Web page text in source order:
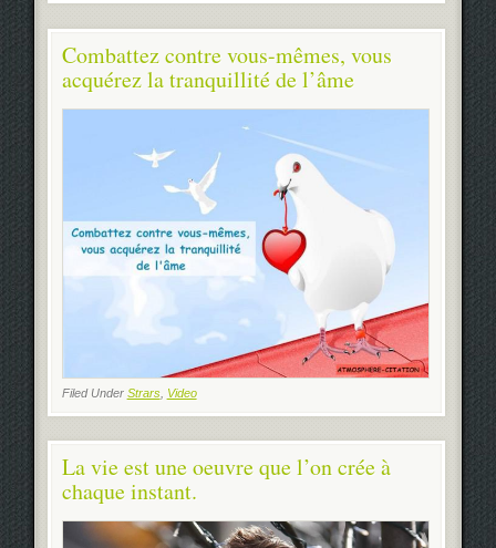
Combattez contre vous-mêmes, vous
acquérez la tranquillité de l’âme
Filed Under Strars, Video
La vie est une oeuvre que l’on crée à
chaque instant.